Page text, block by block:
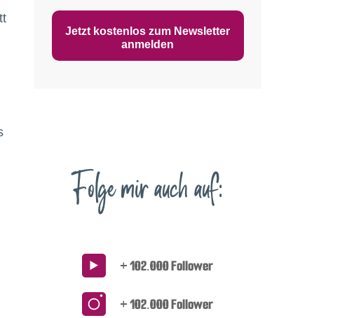
Jetzt kostenlos zum Newsletter
anmelden
Folge mir auch auf:
+ 102.000 Follower
+ 102.000 Follower